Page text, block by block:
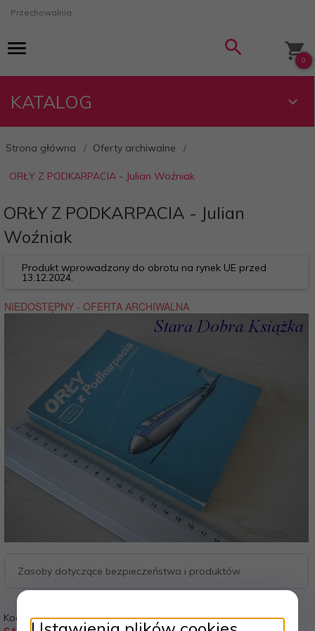
Przechowalnia
0
KATALOG
Strona główna Oferty archiwalne
ORŁY Z PODKARPACIA - Julian Woźniak
ORŁY Z PODKARPACIA - Julian
Woźniak
Produkt wprowadzony do obrotu na rynek UE przed
13.12.2024.
Zasoby dotyczące bezpieczeństwa i produktów
Kod:
Waga: